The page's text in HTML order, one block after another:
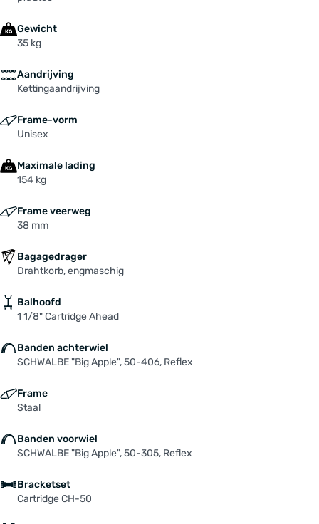
Gewicht
35 kg
Aandrijving
Kettingaandrijving
Frame-vorm
Unisex
Maximale lading
154 kg
Frame veerweg
38 mm
Bagagedrager
Drahtkorb, engmaschig
Balhoofd
1 1/8" Cartridge Ahead
Banden achterwiel
SCHWALBE "Big Apple", 50-406, Reflex
Frame
Staal
Banden voorwiel
SCHWALBE "Big Apple", 50-305, Reflex
Bracketset
Cartridge CH-50